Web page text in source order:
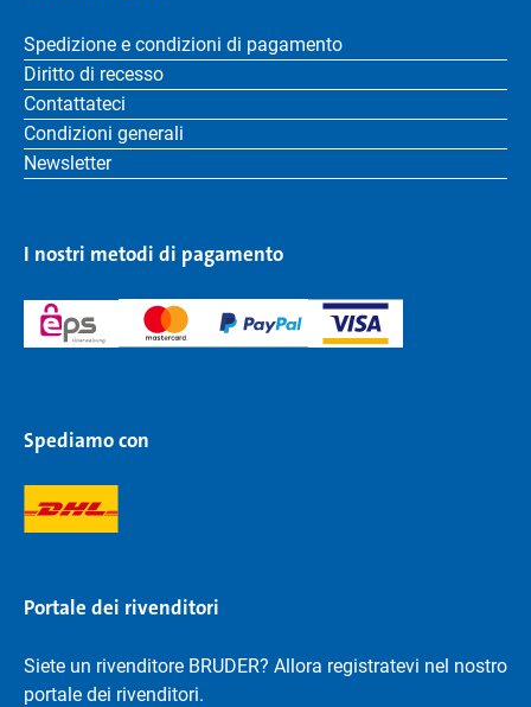
Spedizione e condizioni di pagamento
Diritto di recesso
Contattateci
Condizioni generali
Newsletter
I nostri metodi di pagamento
Spediamo con
Portale dei rivenditori
Siete un rivenditore BRUDER? Allora registratevi nel nostro
portale dei rivenditori.